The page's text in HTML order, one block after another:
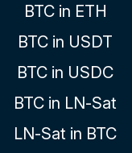
BTC in ETH
BTC in USDT
BTC in USDC
BTC in LN-Sat
LN-Sat in BTC